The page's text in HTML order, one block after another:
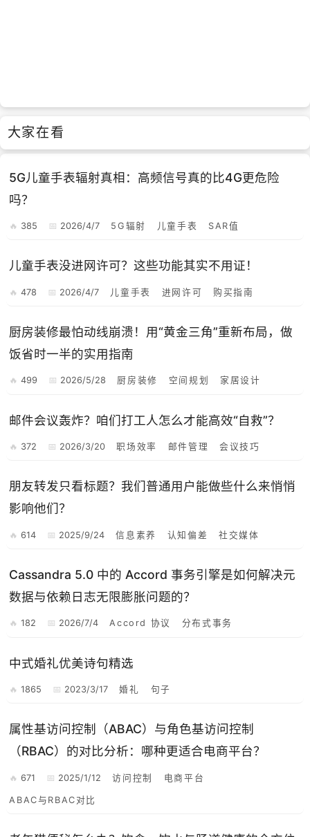
大家在看
5G儿童手表辐射真相：高频信号真的比4G更危险
吗？
385 2026/4/7 5G辐射 儿童手表 SAR值
儿童手表没进网许可？这些功能其实不用证！
478 2026/4/7 儿童手表 进网许可 购买指南
厨房装修最怕动线崩溃！用“黄金三角”重新布局，做
饭省时一半的实用指南
499 2026/5/28 厨房装修 空间规划 家居设计
邮件会议轰炸？咱们打工人怎么才能高效“自救”？
372 2026/3/20 职场效率 邮件管理 会议技巧
朋友转发只看标题？我们普通用户能做些什么来悄悄
影响他们？
614 2025/9/24 信息素养 认知偏差 社交媒体
Cassandra 5.0 中的 Accord 事务引擎是如何解决元
数据与依赖日志无限膨胀问题的？
182 2026/7/4 Accord 协议 分布式事务
中式婚礼优美诗句精选
1865 2023/3/17 婚礼 句子
属性基访问控制（ABAC）与角色基访问控制
（RBAC）的对比分析：哪种更适合电商平台？
671 2025/1/12 访问控制 电商平台
ABAC与RBAC对比